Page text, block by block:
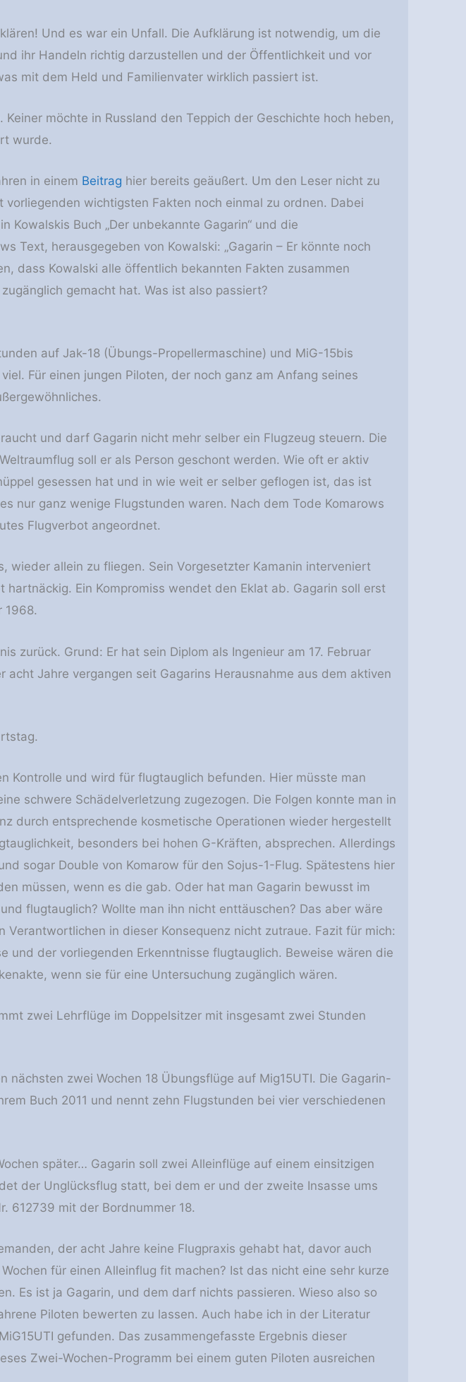
Und es war ein Unfall. Die Aufklärung ist notwendig, um die
ihr Handeln richtig darzustellen und der Öffentlichkeit und vor
mit dem Held und Familienvater wirklich passiert ist.
möchte in Russland den Teppich der Geschichte hoch heben,
wurde.
in einem Beitrag hier bereits geäußert. Um den Leser nicht zu
wichtigsten Fakten noch einmal zu ordnen. Dabei
Kowalskis Buch „Der unbekannte Gagarin“ und die
Text, herausgegeben von Kowalski: „Gagarin – Er könnte noch
dass Kowalski alle öffentlich bekannten Fakten zusammen
gemacht hat. Was ist also passiert?
auf Jak-18 (Übungs-Propellermaschine) und MiG-15bis
Für einen jungen Piloten, der noch ganz am Anfang seines
und darf Gagarin nicht mehr selber ein Flugzeug steuern. Die
soll er als Person geschont werden. Wie oft er aktiv
gesessen hat und in wie weit er selber geflogen ist, das ist
nur ganz wenige Flugstunden waren. Nach dem Tode Komarows
Flugverbot angeordnet.
wieder allein zu fliegen. Sein Vorgesetzter Kamanin interveniert
Ein Kompromiss wendet den Eklat ab. Gagarin soll erst
1968.
zurück. Grund: Er hat sein Diplom als Ingenieur am 17. Februar
Jahre vergangen seit Gagarins Herausnahme aus dem aktiven
Kontrolle und wird für flugtauglich befunden. Hier müsste man
schwere Schädelverletzung zugezogen. Die Folgen konnte man in
durch entsprechende kosmetische Operationen wieder hergestellt
besonders bei hohen G-Kräften, absprechen. Allerdings
sogar Double von Komarow für den Sojus-1-Flug. Spätestens hier
müssen, wenn es die gab. Oder hat man Gagarin bewusst im
flugtauglich? Wollte man ihn nicht enttäuschen? Das aber wäre
Verantwortlichen in dieser Konsequenz nicht zutraue. Fazit für mich:
und der vorliegenden Erkenntnisse flugtauglich. Beweise wären die
wenn sie für eine Untersuchung zugänglich wären.
zwei Lehrflüge im Doppelsitzer mit insgesamt zwei Stunden
nächsten zwei Wochen 18 Übungsflüge auf Mig15UTI. Die Gagarin-
Buch 2011 und nennt zehn Flugstunden bei vier verschiedenen
später… Gagarin soll zwei Alleinflüge auf einem einsitzigen
der Unglücksflug statt, bei dem er und der zweite Insasse ums
612739 mit der Bordnummer 18.
der acht Jahre keine Flugpraxis gehabt hat, davor auch
für einen Alleinflug fit machen? Ist das nicht eine sehr kurze
Es ist ja Gagarin, und dem darf nichts passieren. Wieso also so
Piloten bewerten zu lassen. Auch habe ich in der Literatur
gefunden. Das zusammengefasste Ergebnis dieser
Zwei-Wochen-Programm bei einem guten Piloten ausreichen